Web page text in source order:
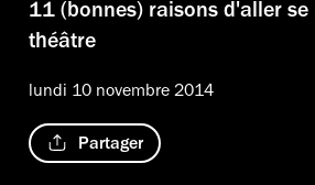
11 (bonnes) raisons d'aller se
théâtre
lundi 10 novembre 2014
Partager